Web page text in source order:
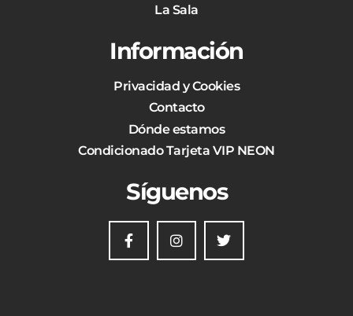
La Sala
Información
Privacidad y Cookies
Contacto
Dónde estamos
Condicionado Tarjeta VIP NEON
Síguenos